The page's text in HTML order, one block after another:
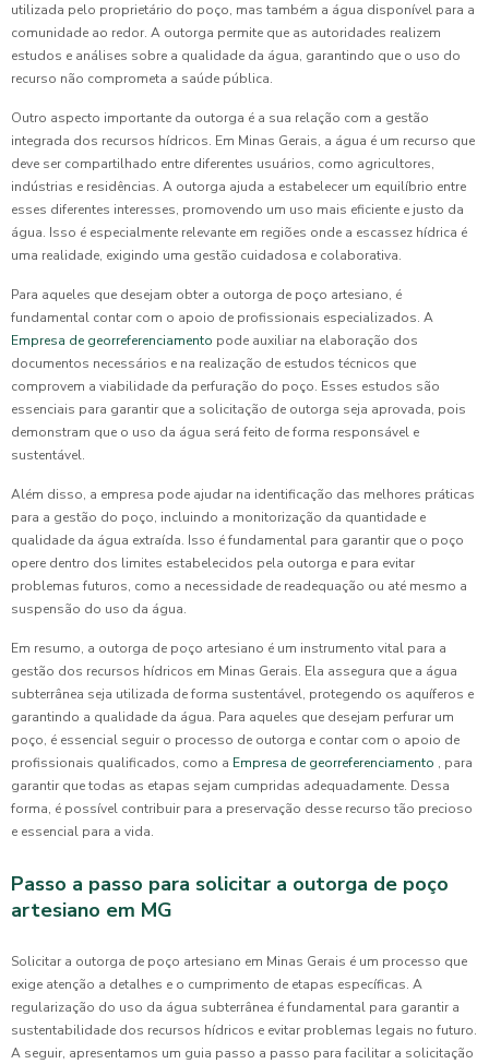
utilizada pelo proprietário do poço, mas também a água disponível para a
comunidade ao redor. A outorga permite que as autoridades realizem
estudos e análises sobre a qualidade da água, garantindo que o uso do
recurso não comprometa a saúde pública.
Outro aspecto importante da outorga é a sua relação com a gestão
integrada dos recursos hídricos. Em Minas Gerais, a água é um recurso que
deve ser compartilhado entre diferentes usuários, como agricultores,
indústrias e residências. A outorga ajuda a estabelecer um equilíbrio entre
esses diferentes interesses, promovendo um uso mais eficiente e justo da
água. Isso é especialmente relevante em regiões onde a escassez hídrica é
uma realidade, exigindo uma gestão cuidadosa e colaborativa.
Para aqueles que desejam obter a outorga de poço artesiano, é
fundamental contar com o apoio de profissionais especializados. A
Empresa de georreferenciamento pode auxiliar na elaboração dos
documentos necessários e na realização de estudos técnicos que
comprovem a viabilidade da perfuração do poço. Esses estudos são
essenciais para garantir que a solicitação de outorga seja aprovada, pois
demonstram que o uso da água será feito de forma responsável e
sustentável.
Além disso, a empresa pode ajudar na identificação das melhores práticas
para a gestão do poço, incluindo a monitorização da quantidade e
qualidade da água extraída. Isso é fundamental para garantir que o poço
opere dentro dos limites estabelecidos pela outorga e para evitar
problemas futuros, como a necessidade de readequação ou até mesmo a
suspensão do uso da água.
Em resumo, a outorga de poço artesiano é um instrumento vital para a
gestão dos recursos hídricos em Minas Gerais. Ela assegura que a água
subterrânea seja utilizada de forma sustentável, protegendo os aquíferos e
garantindo a qualidade da água. Para aqueles que desejam perfurar um
poço, é essencial seguir o processo de outorga e contar com o apoio de
profissionais qualificados, como a Empresa de georreferenciamento , para
garantir que todas as etapas sejam cumpridas adequadamente. Dessa
forma, é possível contribuir para a preservação desse recurso tão precioso
e essencial para a vida.
Passo a passo para solicitar a outorga de poço
artesiano em MG
Solicitar a outorga de poço artesiano em Minas Gerais é um processo que
exige atenção a detalhes e o cumprimento de etapas específicas. A
regularização do uso da água subterrânea é fundamental para garantir a
sustentabilidade dos recursos hídricos e evitar problemas legais no futuro.
A seguir, apresentamos um guia passo a passo para facilitar a solicitação